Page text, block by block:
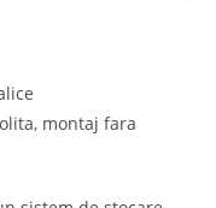
montaj fara